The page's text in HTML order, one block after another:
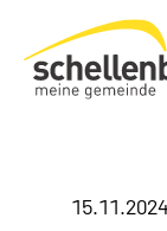
Gemeinde Schellenberg
15.11.2024